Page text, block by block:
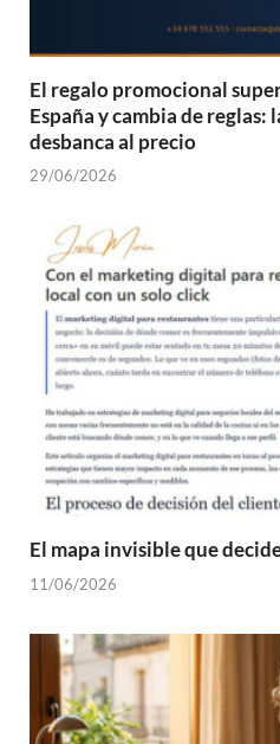
El regalo promocional
España y cambia de
desbanca al precio
29/06/2026
El mapa invisible que
11/06/2026